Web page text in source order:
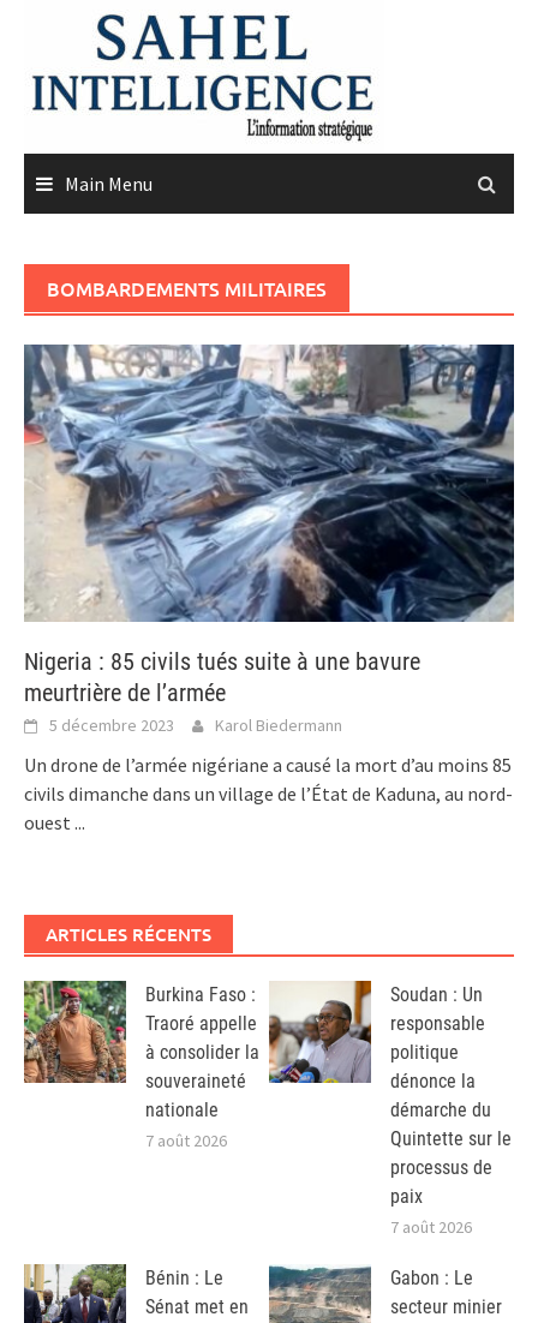
content
Main Menu
BOMBARDEMENTS MILITAIRES
Nigeria : 85 civils tués suite à une bavure
meurtrière de l’armée
5 décembre 2023 Karol Biedermann
Un drone de l’armée nigériane a causé la mort d’au moins 85
civils dimanche dans un village de l’État de Kaduna, au nord-
ouest ...
ARTICLES RÉCENTS
Burkina Faso :
Traoré appelle
à consolider la
souveraineté
nationale
7 août 2026
Soudan : Un
responsable
politique
dénonce la
démarche du
Quintette sur le
processus de
paix
7 août 2026
Bénin : Le
Sénat met en
Gabon : Le
secteur minier